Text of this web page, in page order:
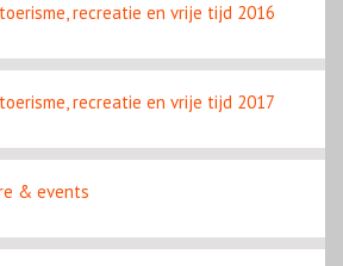
recreatie en vrije tijd 2016
recreatie en vrije tijd 2017
& events